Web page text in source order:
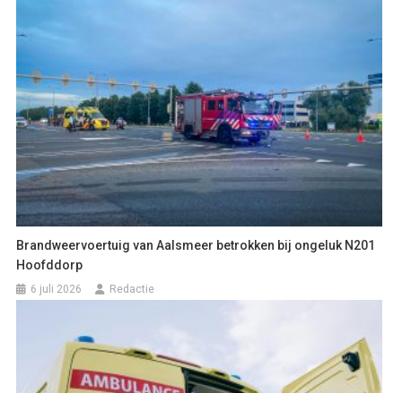
Brandweervoertuig van Aalsmeer betrokken bij ongeluk N201
Hoofddorp
6 juli 2026 Redactie